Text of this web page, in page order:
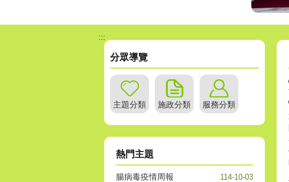
:::
分眾導覽
主題分類 施政分類 服務分類
熱門主題
114-10-03
腸病毒疫情周報